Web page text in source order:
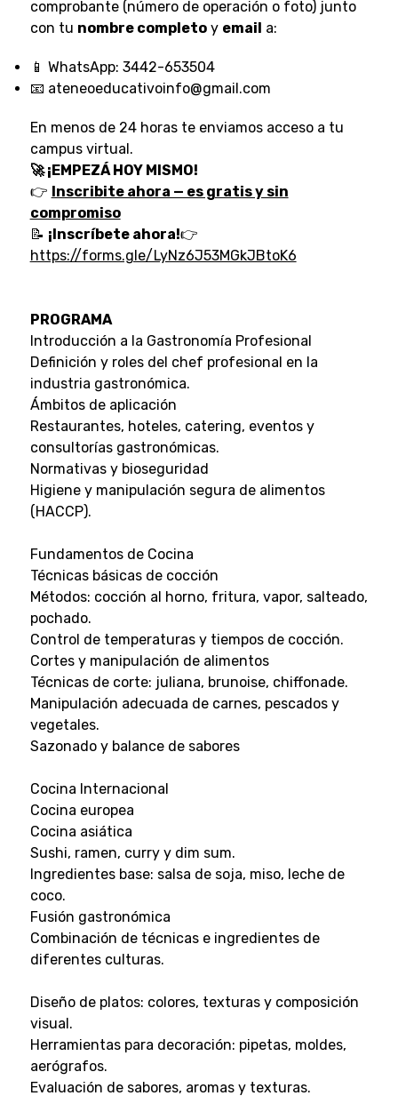
comprobante (número de operación o foto) junto
con tu nombre completoy email a:
📱 WhatsApp: 3442-653504
📧 ateneoeducativoinfo@gmail.com
En menos de 24 horas te enviamos acceso a tu
campus virtual.
🚀 ¡EMPEZÁ HOY MISMO!
👉 Inscribite ahora — es gratis y sin
compromiso
📝 ¡Inscríbete ahora!👉
https://forms.gle/LyNz6J53MGkJBtoK6
PROGRAMA
Introducción a la Gastronomía Profesional
Definición y roles del chef profesional en la
industria gastronómica.
Ámbitos de aplicación
Restaurantes, hoteles, catering, eventos y
consultorías gastronómicas.
Normativas y bioseguridad
Higiene y manipulación segura de alimentos
(HACCP).
Fundamentos de Cocina
Técnicas básicas de cocción
Métodos: cocción al horno, fritura, vapor, salteado,
pochado.
Control de temperaturas y tiempos de cocción.
Cortes y manipulación de alimentos
Técnicas de corte: juliana, brunoise, chiffonade.
Manipulación adecuada de carnes, pescados y
vegetales.
Sazonado y balance de sabores
Cocina Internacional
Cocina europea
Cocina asiática
Sushi, ramen, curry y dim sum.
Ingredientes base: salsa de soja, miso, leche de
coco.
Fusión gastronómica
Combinación de técnicas e ingredientes de
diferentes culturas.
Diseño de platos: colores, texturas y composición
visual.
Herramientas para decoración: pipetas, moldes,
aerógrafos.
Evaluación de sabores, aromas y texturas.